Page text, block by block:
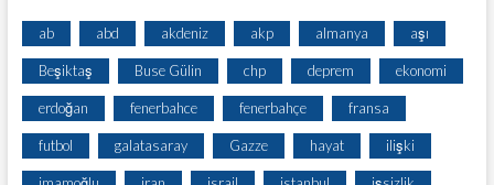
ab abd akdeniz akp almanya aşı
Beşiktaş Buse Gülin chp deprem ekonomi
erdoğan fenerbahce fenerbahçe fransa
futbol galatasaray Gazze hayat ilişki